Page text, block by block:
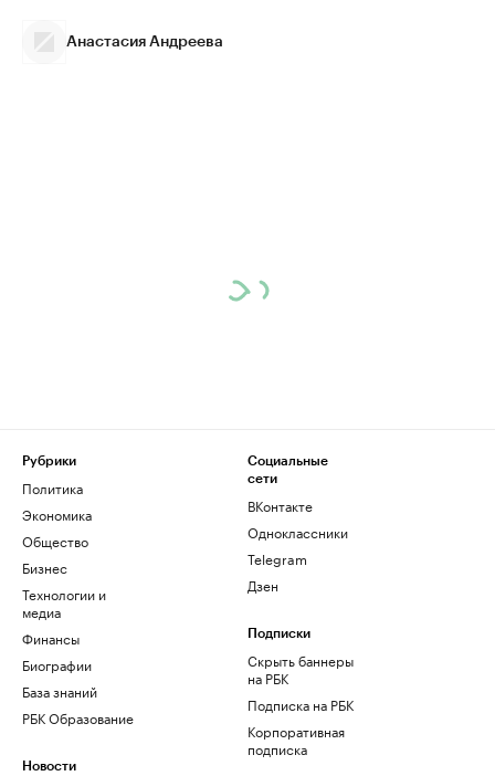
Анастасия Андреева
Рубрики
Политика
Экономика
Общество
Бизнес
Технологии и
медиа
Финансы
Биографии
База знаний
РБК Образование
Новости
Социальные
сети
ВКонтакте
Одноклассники
Telegram
Дзен
Подписки
Скрыть баннеры
на РБК
Подписка на РБК
Корпоративная
подписка